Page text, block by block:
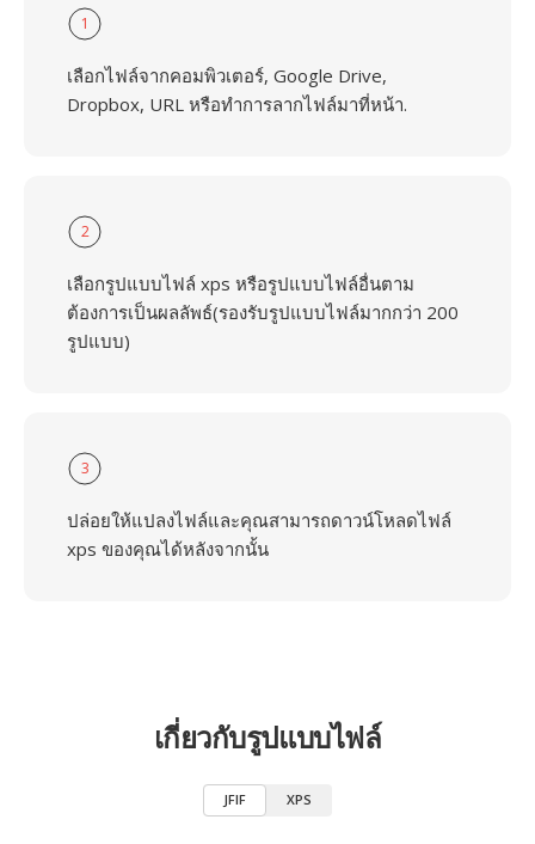
1
เลือกไฟล์จากคอมพิวเตอร์, Google Drive,
Dropbox, URL หรือทำการลากไฟล์มาที่หน้า.
2
เลือกรูปแบบไฟล์ xps หรือรูปแบบไฟล์อื่นตาม
ต้องการเป็นผลลัพธ์(รองรับรูปแบบไฟล์มากกว่า 200
รูปแบบ)
3
ปล่อยให้แปลงไฟล์และคุณสามารถดาวน์โหลดไฟล์
xps ของคุณได้หลังจากนั้น
เกี่ยวกับรูปแบบไฟล์
JFIF XPS